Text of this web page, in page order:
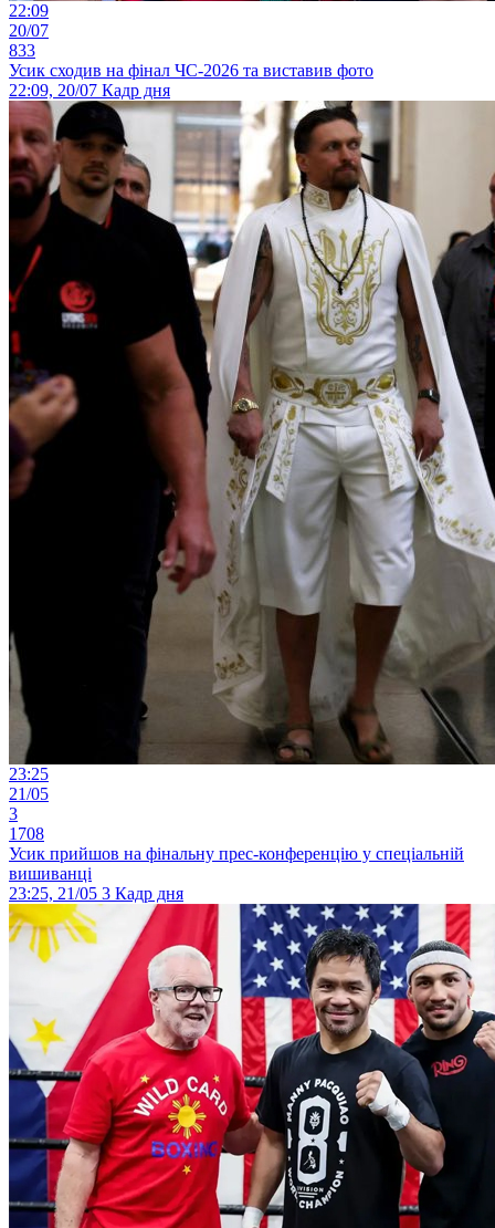
22:09
20/07
833
Усик сходив на фінал ЧС-2026 та виставив фото
22:09, 20/07 Кадр дня
23:25
21/05
3
1708
Усик прийшов на фінальну прес-конференцію у спеціальній
вишиванці
23:25, 21/05 3 Кадр дня